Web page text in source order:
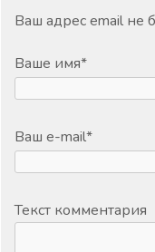
Ваш адрес email не
Ваше имя*
Ваш e-mail*
Текст комментария